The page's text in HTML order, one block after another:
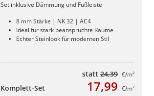
Set inklusive Dämmung und Fußleiste
8 mm Stärke | NK 32 | AC4
Ideal für stark beanspruchte Räume
Echter Steinlook für modernen Stil
statt 24,39 €/m²
Komplett-Set 17,99 €/m²